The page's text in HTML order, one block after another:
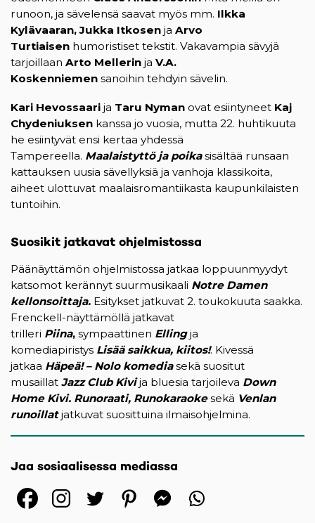
runoon, ja sävelensä saavat myös mm. Ilkka
Kylävaaran, Jukka Itkosen ja Arvo
Turtiaisen humoristiset tekstit. Vakavampia sävyjä
tarjoillaan Arto Mellerin ja V.A.
Koskenniemen sanoihin tehdyin sävelin.
Kari Hevossaari ja Taru Nyman ovat esiintyneet Kaj
Chydeniuksen kanssa jo vuosia, mutta 22. huhtikuuta
he esiintyvät ensi kertaa yhdessä
Tampereella. Maalaistyttö ja poikasisältää runsaan
kattauksen uusia sävellyksiä ja vanhoja klassikoita,
aiheet ulottuvat maalaisromantiikasta kaupunkilaisten
tuntoihin.
Suosikit jatkavat ohjelmistossa
Päänäyttämön ohjelmistossa jatkaa loppuunmyydyt
katsomot kerännyt suurmusikaali Notre Damen
kellonsoittaja. Esitykset jatkuvat 2. toukokuuta saakka.
Frenckell-näyttämöllä jatkavat
trilleri Piina, sympaattinen Ellingja
komediapiristys Lisää saikkua, kiitos!. Kivessä
jatkaa Häpeä! – Nolo komedia sekä suositut
musaillat Jazz Club Kivija bluesia tarjoileva Down
Home Kivi. Runoraati, Runokaraokesekä Venlan
runoillatjatkuvat suosittuina ilmaisohjelmina.
Jaa sosiaalisessa mediassa
(opens in a new tab)
(opens in a new tab)
(opens in a new
(opens in a